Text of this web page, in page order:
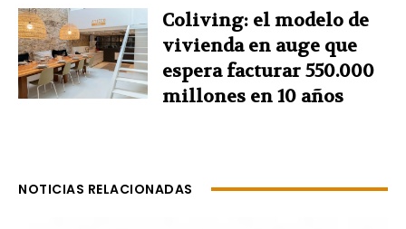
Coliving: el modelo de
vivienda en auge que
espera facturar 550.000
millones en 10 años
NOTICIAS RELACIONADAS